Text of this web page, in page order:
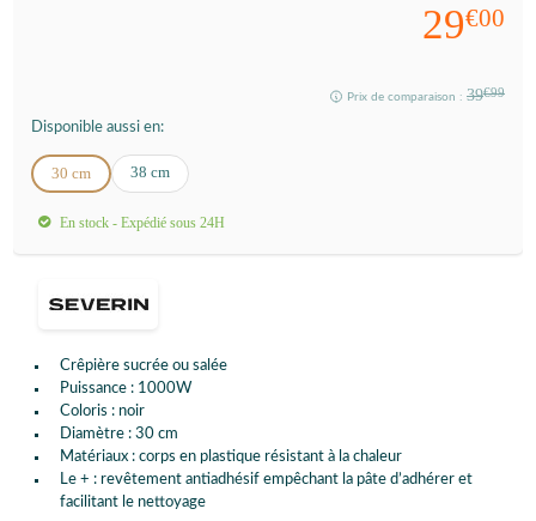
Crêpière sucrée ou salée
Puissance : 1000W
Coloris : noir
Diamètre : 30 cm
Matériaux : corps en plastique résistant à la chaleur
Le + : revêtement antiadhésif empêchant la pâte d’adhérer et
facilitant le nettoyage
29€00
Prix de comparaison : 39€99
Disponible aussi en:
30 cm 38 cm
En stock - Expédié sous 24H